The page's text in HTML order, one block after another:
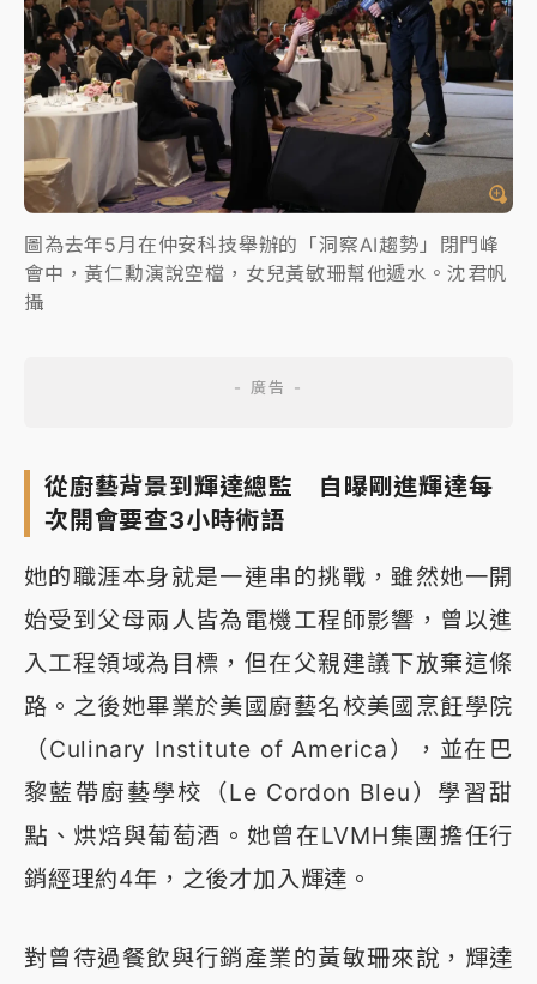
圖為去年5月在仲安科技舉辦的「洞察AI趨勢」閉門峰
會中，黃仁勳演說空檔，女兒黃敏珊幫他遞水。沈君帆
攝
從廚藝背景到輝達總監 自曝剛進輝達每
次開會要查3小時術語
她的職涯本身就是一連串的挑戰，雖然她一開
始受到父母兩人皆為電機工程師影響，曾以進
入工程領域為目標，但在父親建議下放棄這條
路。之後她畢業於美國廚藝名校美國烹飪學院
（Culinary Institute of America），並在巴
黎藍帶廚藝學校（Le Cordon Bleu）學習甜
點、烘焙與葡萄酒。她曾在LVMH集團擔任行
銷經理約4年，之後才加入輝達。
對曾待過餐飲與行銷產業的黃敏珊來說，輝達